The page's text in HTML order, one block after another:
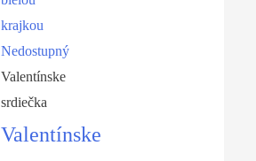
Nedostupný
Valentínske
srdiečka
Valentínske